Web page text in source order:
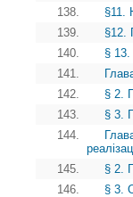
138.
§11.
139.
§12.
140.
§ 13.
141.
142.
§ 2.
143.
§ 3.
144.
145.
§ 2.
146.
§ 3.